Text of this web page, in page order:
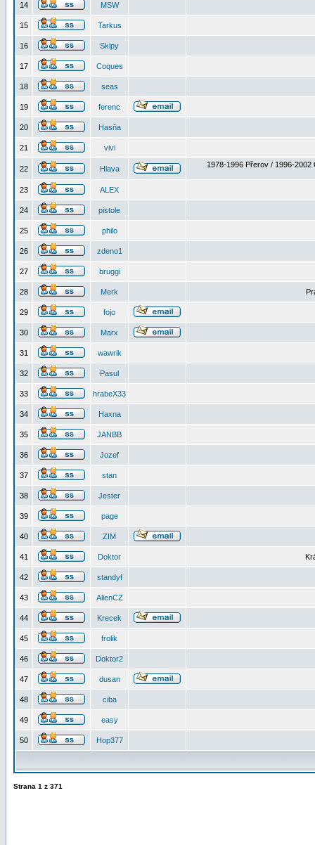
14 MSW
15 Tarkus
16 Skipy
17 Coques
18 seas
19 ferenc
20 Hasňa
21 vivi
22 Hlava 1978-1996 Přerov / 1996-2002
23 ALEX
24 pistole
25 philo
26 zdeno1
27 bruggi
28 Merk
29 fojo
30 Marx
31 wawrik
32 Pasul
33 hrabeX33
34 Haxna
35 JANBB
36 Jozef
37 stan
38 Jester
39 page
40 ZIM
41 Doktor
42 standyf
43 AlienCZ
44 Krecek
45 frolik
46 Doktor2
47 dusan
48 ciba
49 easy
50 Hop377
Strana 1 z 371